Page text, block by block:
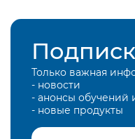
Только важная
- новости
- анонсы обучений
- новые продукты